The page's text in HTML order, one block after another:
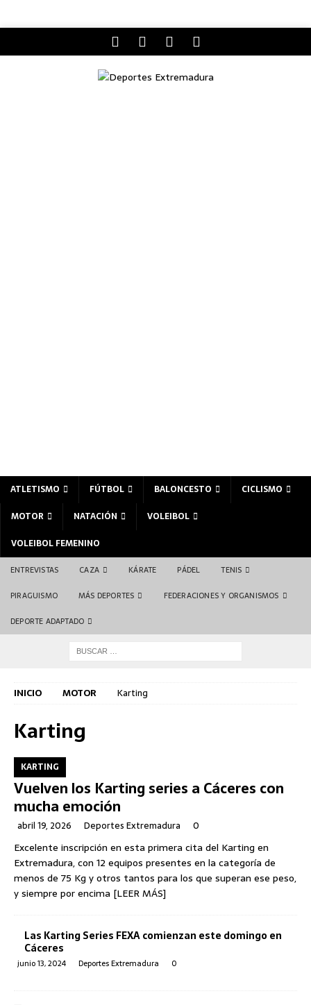
ATLETISMO FÚTBOL BALONCESTO
CICLISMO
MOTOR
NATACIÓN
VOLEIBOL
VOLEIBOL FEMENINO
ENTREVISTAS CAZA KÁRATE PÁDEL TENIS
PIRAGUISMO MÁS DEPORTES FEDERACIONES Y ORGANISMOS
DEPORTE ADAPTADO
INICIO MOTOR Karting
Karting
KARTING
Vuelven los Karting series a Cáceres con
mucha emoción
abril 19, 2026 Deportes Extremadura 0
Excelente inscripción en esta primera cita del Karting en
Extremadura, con 12 equipos presentes en la categoría de
menos de 75 Kg y otros tantos para los que superan ese peso,
y siempre por encima [LEER MÁS]
Las Karting Series FEXA comienzan este domingo en
Cáceres
junio 13, 2024 Deportes Extremadura 0